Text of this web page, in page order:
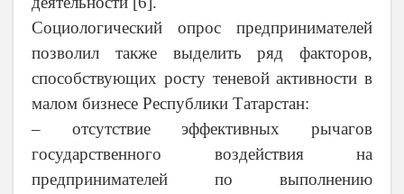
Социологический опрос предпринимателей
позволил также выделить ряд факторов,
способствующих росту теневой активности в
малом бизнесе Республики Татарстан:
– отсутствие эффективных рычагов
государственного воздействия на
предпринимателей по выполнению